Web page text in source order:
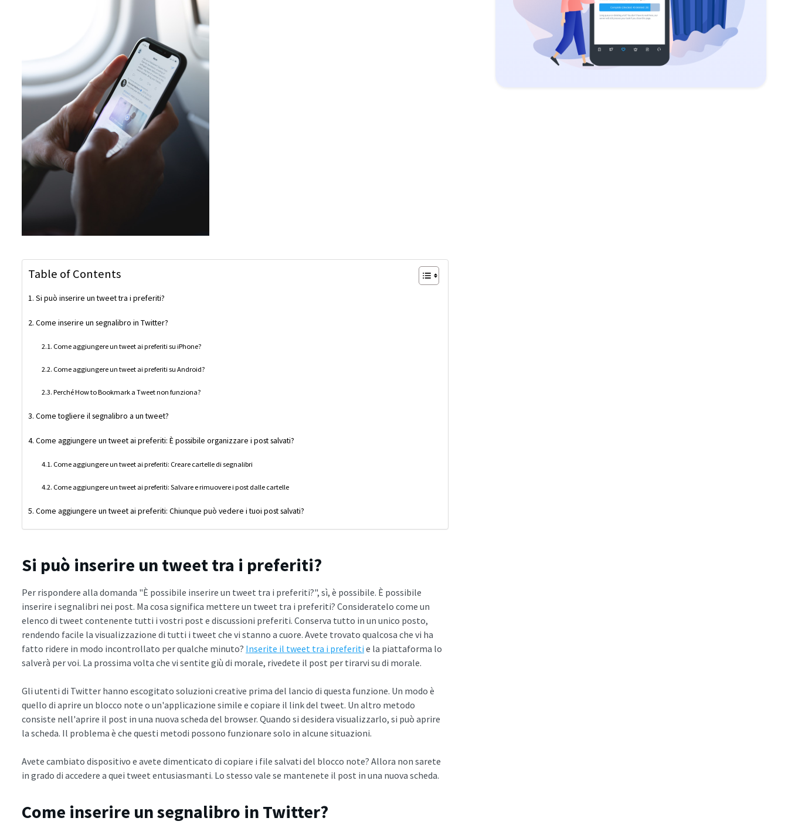
Table of Contents
Si può inserire un tweet tra i preferiti?
Come inserire un segnalibro in Twitter?
Come aggiungere un tweet ai preferiti su iPhone?
Come aggiungere un tweet ai preferiti su Android?
Perché How to Bookmark a Tweet non funziona?
Come togliere il segnalibro a un tweet?
Come aggiungere un tweet ai preferiti: È possibile organizzare i post salvati?
Come aggiungere un tweet ai preferiti: Creare cartelle di segnalibri
Come aggiungere un tweet ai preferiti: Salvare e rimuovere i post dalle cartelle
Come aggiungere un tweet ai preferiti: Chiunque può vedere i tuoi post salvati?
Si può inserire un tweet tra i preferiti?
Per rispondere alla domanda "È possibile inserire un tweet tra i preferiti?", sì, è possibile. È possibile
inserire i segnalibri nei post. Ma cosa significa mettere un tweet tra i preferiti? Consideratelo come un
elenco di tweet contenente tutti i vostri post e discussioni preferiti. Conserva tutto in un unico posto,
rendendo facile la visualizzazione di tutti i tweet che vi stanno a cuore. Avete trovato qualcosa che vi ha
fatto ridere in modo incontrollato per qualche minuto? Inserite il tweet tra i preferiti e la piattaforma lo
salverà per voi. La prossima volta che vi sentite giù di morale, rivedete il post per tirarvi su di morale.
Gli utenti di Twitter hanno escogitato soluzioni creative prima del lancio di questa funzione. Un modo è
quello di aprire un blocco note o un'applicazione simile e copiare il link del tweet. Un altro metodo
consiste nell'aprire il post in una nuova scheda del browser. Quando si desidera visualizzarlo, si può aprire
la scheda. Il problema è che questi metodi possono funzionare solo in alcune situazioni.
Avete cambiato dispositivo e avete dimenticato di copiare i file salvati del blocco note? Allora non sarete
in grado di accedere a quei tweet entusiasmanti. Lo stesso vale se mantenete il post in una nuova scheda.
Come inserire un segnalibro in Twitter?